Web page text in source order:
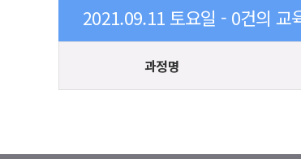
2021.09.11 토요일 - 0건의 교
과정명